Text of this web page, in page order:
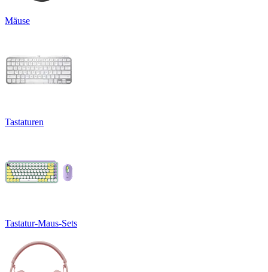
Mäuse
Tastaturen
Tastatur-Maus-Sets